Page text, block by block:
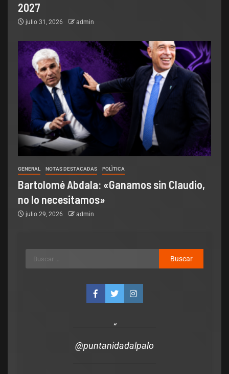
2027
julio 31, 2026 admin
GENERAL NOTAS DESTACADAS POLÌTICA
Bartolomé Abdala: «Ganamos sin Claudio,
no lo necesitamos»
julio 29, 2026 admin
@puntanidadalpalo